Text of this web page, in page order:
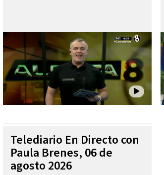
Telediario En Directo con
Paula Brenes, 06 de
agosto 2026